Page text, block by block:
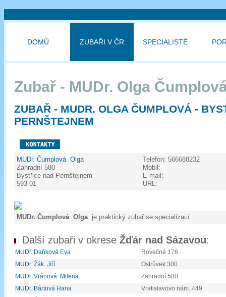
DOMŮ ZUBAŘI V ČR SPECIALISTÉ
Zubař - MUDr. Olga
ZUBAŘ - MUDR. OLGA ČUMPLOVÁ -
PERNŠTEJNEM
MUDr. Čumplová Olga
Zahradní 580
Bystřice nad Pernštejnem
593 01
Telefon:
Mobil:
E-mail:
URL:
566688232
MUDr. Čumplová Olga je praktický zubař se specializací:
Další zubaři v okrese Žďár nad Sázavou:
MUDr. Daňková Eva
Rovečné 176
MUDr. Žák Jiří
Ostrůvek 300
MUDr. Vránová Milena
Zahradní 580
MUDr. Bártová Hana
Vratislavovo nám. 449